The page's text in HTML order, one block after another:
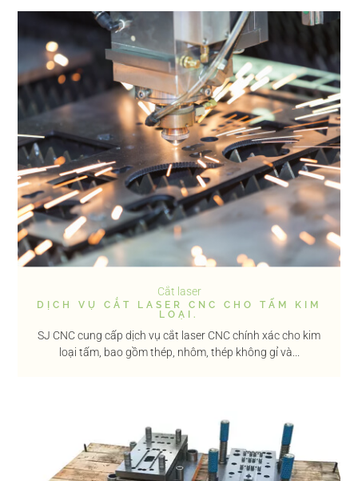
Cắt laser
DỊCH VỤ CẮT LASER CNC CHO TẤM KIM
LOẠI.
SJ CNC cung cấp dịch vụ cắt laser CNC chính xác cho kim
loại tấm, bao gồm thép, nhôm, thép không gỉ và...